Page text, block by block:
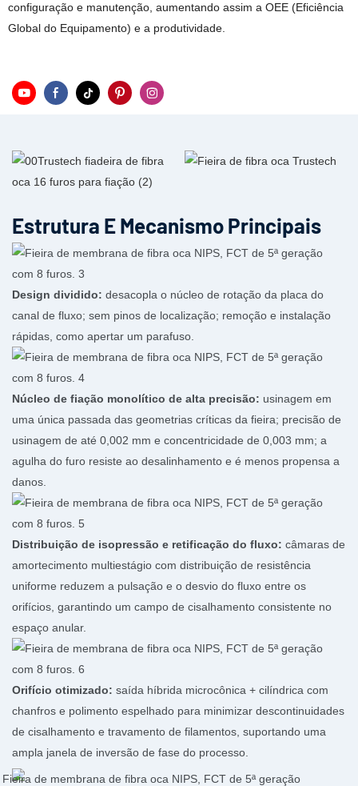
configuração e manutenção, aumentando assim a OEE (Eficiência
Global do Equipamento) e a produtividade.
Estrutura E Mecanismo Principais
Design dividido: desacopla o núcleo de rotação da placa do
canal de fluxo; sem pinos de localização; remoção e instalação
rápidas, como apertar um parafuso.
Núcleo de fiação monolítico de alta precisão: usinagem em
uma única passada das geometrias críticas da fieira; precisão de
usinagem de até 0,002 mm e concentricidade de 0,003 mm; a
agulha do furo resiste ao desalinhamento e é menos propensa a
danos.
Distribuição de isopressão e retificação do fluxo: câmaras de
amortecimento multiestágio com distribuição de resistência
uniforme reduzem a pulsação e o desvio do fluxo entre os
orifícios, garantindo um campo de cisalhamento consistente no
espaço anular.
Orifício otimizado: saída híbrida microcônica + cilíndrica com
chanfros e polimento espelhado para minimizar descontinuidades
de cisalhamento e travamento de filamentos, suportando uma
ampla janela de inversão de fase do processo.